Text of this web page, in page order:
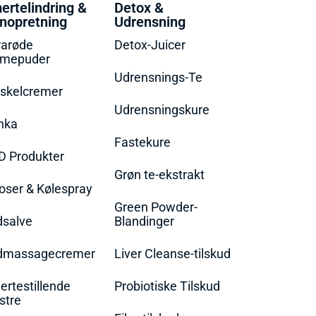
&
Produkter
& Kølespray
Detox &
Udrensning
Detox-Juicer
Udrensnings-Te
Udrensningskure
Fastekure
Grøn te-ekstrakt
Green Powder-
Blandinger
Liver Cleanse-tilskud
Probiotiske Tilskud